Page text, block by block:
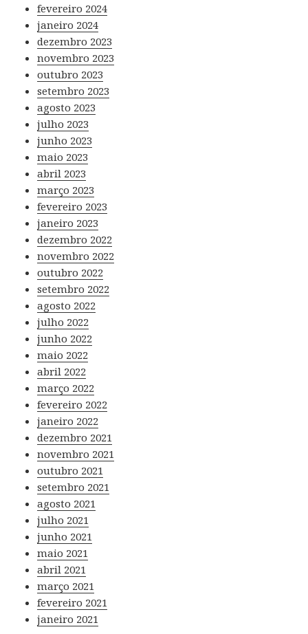
fevereiro 2024
janeiro 2024
dezembro 2023
novembro 2023
outubro 2023
setembro 2023
agosto 2023
julho 2023
junho 2023
maio 2023
abril 2023
março 2023
fevereiro 2023
janeiro 2023
dezembro 2022
novembro 2022
outubro 2022
setembro 2022
agosto 2022
julho 2022
junho 2022
maio 2022
abril 2022
março 2022
fevereiro 2022
janeiro 2022
dezembro 2021
novembro 2021
outubro 2021
setembro 2021
agosto 2021
julho 2021
junho 2021
maio 2021
abril 2021
março 2021
fevereiro 2021
janeiro 2021